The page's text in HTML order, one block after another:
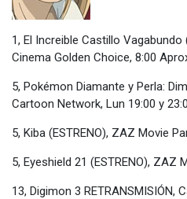
1, El Increible Castillo Vagabundo
Cinema Golden Choice, 8:00
5, Pokémon Diamante y Perla:
Cartoon Network, Lun 19:00 y
5, Kiba (ESTRENO), ZAZ Movie
5, Eyeshield 21 (ESTRENO), ZAZ
13, Digimon 3 RETRANSMISIÓN,